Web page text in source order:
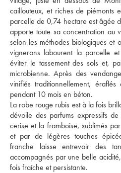
caillouteux, et riches de piémonts
parcelle de 0,74 hectare est âgée
apporte toute sa concentration au
selon les méthodes biologiques et
vignerons labourent la parcelle
éviter le tassement des sols et,
microbienne. Après des
vinifiés traditionnellement,
pendant 10 mois en béton.
La robe rouge rubis est à la fois
dévoile des parfums expressifs
cerise et la framboise, sublimés
et par de légères touches
franche laisse entrevoir des
accompagnés par une belle
fois fraîche et persistante.